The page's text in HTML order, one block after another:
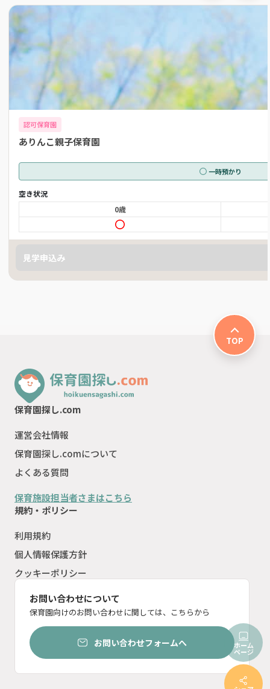
認可保育園
ありんこ親子保育園
一時預かり
空き状況
0歳
見学申込み
ホーム
ページ
TOP
保育園探し.com
運営会社情報
保育園探し.comについて
よくある質問
保育施設担当者さまはこちら
規約・ポリシー
利用規約
個人情報保護方針
クッキーポリシー
お問い合わせについて
保育園向けのお問い合わせに関しては、こちらから
お問い合わせフォームへ